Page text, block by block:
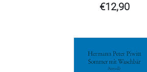
€12,90